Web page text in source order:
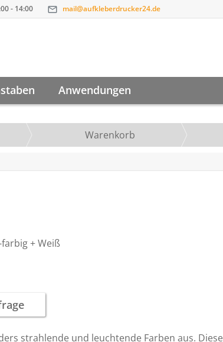
- 14:00 mail@aufkleberdrucker24.de
Anwendungen
Warenkorb
+ Weiß
strahlende und leuchtende Farben aus. Diese